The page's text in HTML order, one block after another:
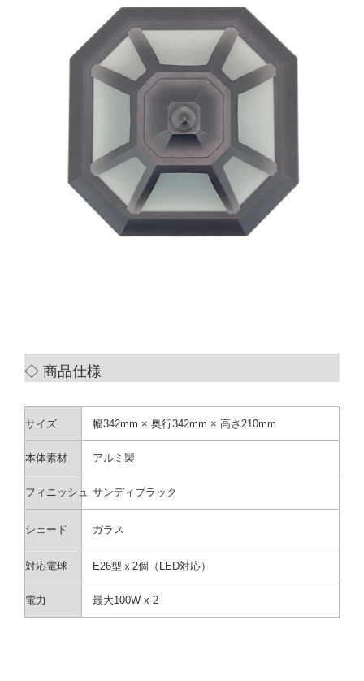
◇ 商品仕様
サイズ 幅342mm × 奥行342mm × 高さ210mm
本体素材 アルミ製
フィニッシュサンディブラック
シェード ガラス
対応電球 E26型ｘ2個（LED対応）
電力 最大100W x 2